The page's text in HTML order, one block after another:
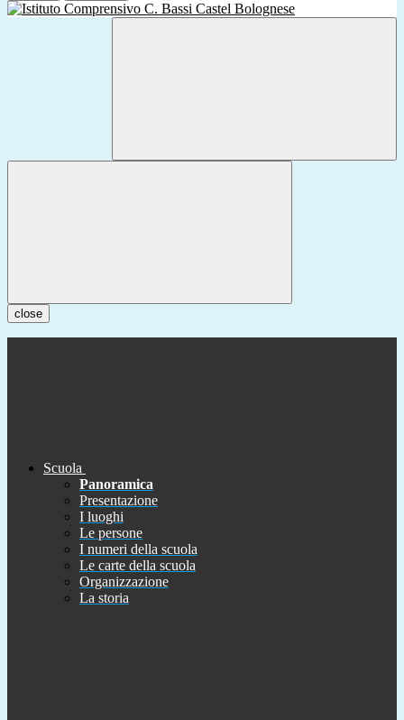
close
Scuola
Panoramica
Presentazione
I luoghi
Le persone
I numeri della scuola
Le carte della scuola
Organizzazione
La storia